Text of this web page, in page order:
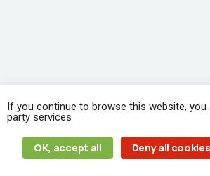
If you continue to browse this website, you
party services
OK, accept all Deny all cookies